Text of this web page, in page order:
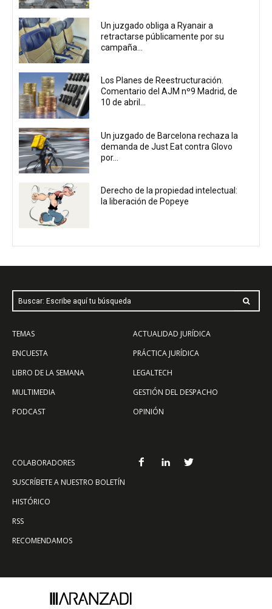
Un juzgado obliga a Ryanair a
retractarse públicamente por su
campaña...
Los Planes de Reestructuración.
Comentario del AJM nº9 Madrid, de
10 de abril...
Un juzgado de Barcelona rechaza la
demanda de Just Eat contra Glovo
por...
Derecho de la propiedad intelectual:
la liberación de Popeye
Buscar: Escribe aquí tu búsqueda
TEMAS
ENCUESTA
LIBRO DE LA SEMANA
MULTIMEDIA
PODCAST
ACTUALIDAD JURÍDICA
PRÁCTICA JURÍDICA
LEGALTECH
GESTIÓN DEL DESPACHO
OPINIÓN
COLABORADORES
SUSCRÍBETE A NUESTRO BOLETÍN
HISTÓRICO
RSS
RECOMENDAMOS